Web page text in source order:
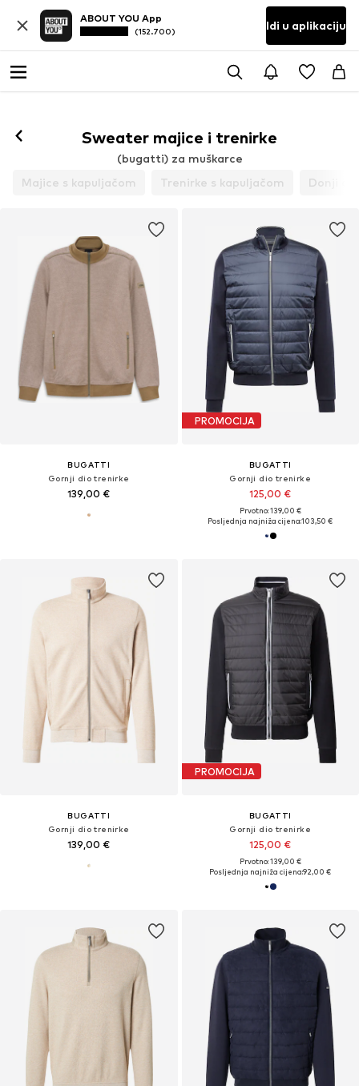
ABOUT YOU App
(152.700) Idi u aplikaciju
Sweater majice i trenirke
(bugatti) za muškarce
Majice s kapuljačom
Trenirke s kapuljačom Donji
BUGATTI
Gornji dio trenirke
139,00 €
PROMOCIJA
BUGATTI
Gornji dio trenirke
125,00 €
Prvotno: 139,00 €
Posljednja najniža cijena:103,50 €
BUGATTI
Gornji dio trenirke
139,00 €
PROMOCIJA
BUGATTI
Gornji dio trenirke
125,00 €
Prvotno: 139,00 €
Posljednja najniža cijena:92,00 €